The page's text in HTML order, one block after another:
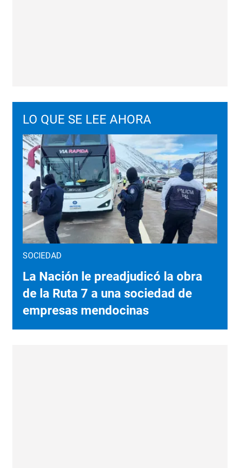
LO QUE SE LEE AHORA
SOCIEDAD
La Nación le preadjudicó la obra
de la Ruta 7 a una sociedad de
empresas mendocinas